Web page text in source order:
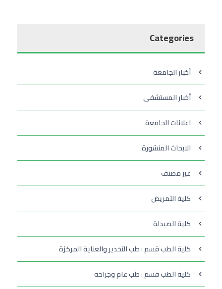
Categories
أخبار الجامعة
أخبار المستشفى
اعلانات الجامعة
الابحاث المنشورة
غير مصنف
كلية التمريض
كلية الصيدلة
كلية الطب قسم : طب التخدير والعناية المركزة
كلية الطب قسم : طب عام وجراحه